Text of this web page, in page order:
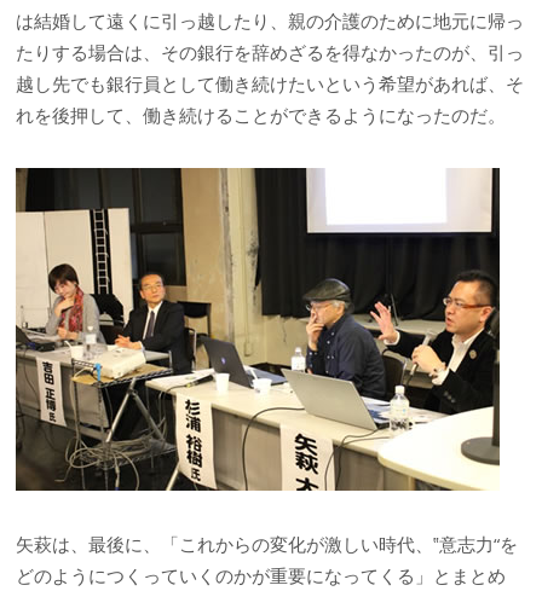
は結婚して遠くに引っ越したり、親の介護のために地元に帰っ
たりする場合は、その銀行を辞めざるを得なかったのが、引っ
越し先でも銀行員として働き続けたいという希望があれば、そ
れを後押して、働き続けることができるようになったのだ。
矢萩は、最後に、「これからの変化が激しい時代、‟意志力“を
どのようにつくっていくのかが重要になってくる」とまとめ